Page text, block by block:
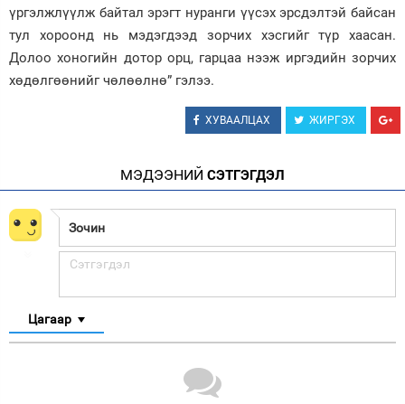
үргэлжлүүлж байтал эрэгт нуранги үүсэх эрсдэлтэй байсан
тул хороонд нь мэдэгдээд зорчих хэсгийг түр хаасан.
Долоо хоногийн дотор орц, гарцаа нээж иргэдийн зорчих
хөдөлгөөнийг чөлөөлнө” гэлээ.
ХУВААЛЦАХ ЖИРГЭХ
МЭДЭЭНИЙ СЭТГЭГДЭЛ
Цагаар